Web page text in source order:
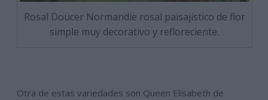
Rosal Doücer Normandie rosal paisajístico de flor
simple muy decorativo y refloreciente.
Otra de estas variedades son Queen Elisabeth de